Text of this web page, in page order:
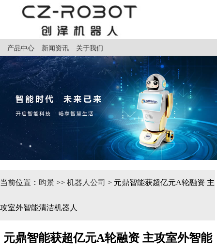
产品中心 新闻资讯 关于我们
当前位置： 昀景 >> 机器人公司 > 元鼎智能获超亿元A轮融资 主
攻室外智能清洁机器人
元鼎智能获超亿元A轮融资 主攻室外智能